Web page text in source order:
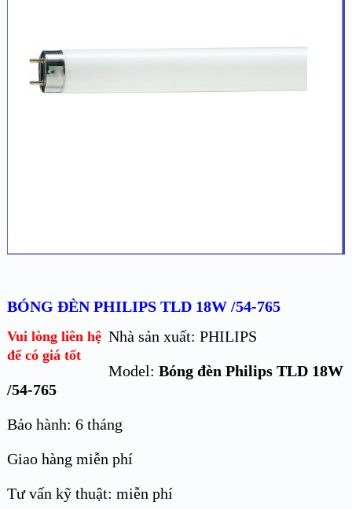
BÓNG ĐÈN PHILIPS TLD 18W /54-765
Vui lòng liên hệ
để có giá tốt
Nhà sản xuất: PHILIPS
Model: Bóng đèn Philips TLD 18W
/54-765
Bảo hành: 6 tháng
Giao hàng miễn phí
Tư vấn kỹ thuật: miễn phí